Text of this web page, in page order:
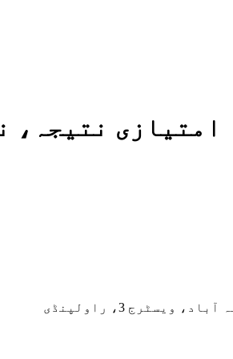
امتیازی نتیجہ،